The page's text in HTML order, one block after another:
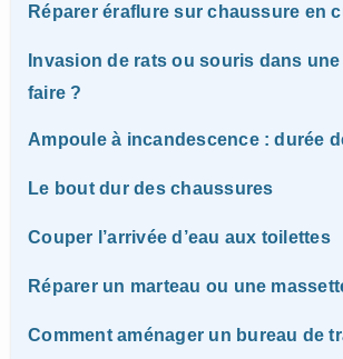
Réparer éraflure sur chaussure en
Invasion de rats ou souris dans
faire ?
Ampoule à incandescence : durée
Le bout dur des chaussures
Couper l’arrivée d’eau aux toilettes
Réparer un marteau ou une
Comment aménager un bureau de